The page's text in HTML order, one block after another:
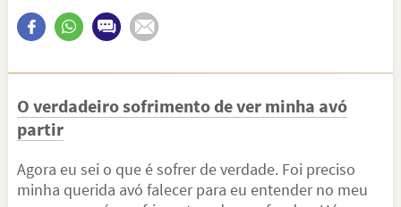
O verdadeiro sofrimento de ver minha avó
partir
Agora eu sei o que é sofrer de verdade. Foi preciso
minha querida avó falecer para eu entender no meu